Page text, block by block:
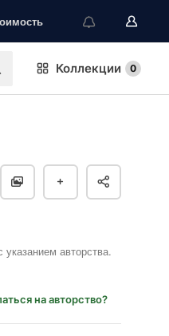
Коллекции 0
авторства.
на авторство?